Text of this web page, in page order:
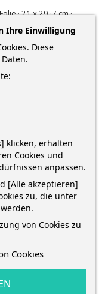
· 21 x 29 ·7 cm ·
2-5 Werktagen*
6
10 Augustund
Ihre Einwilligung
Diese
klicken, erhalten
Cookies und
anpassen.
[Alle akzeptieren]
zu, die unter
von Cookies zu
Cookies